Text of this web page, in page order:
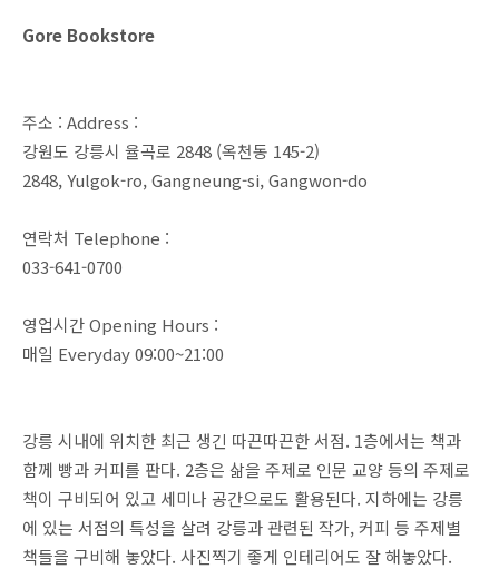
Gore Bookstore
주소 : Address :
강원도 강릉시 율곡로 2848 (옥천동 145-2)
2848, Yulgok-ro, Gangneung-si, Gangwon-do
연락처 Telephone :
033-641-0700
영업시간 Opening Hours :
매일 Everyday 09:00~21:00
강릉 시내에 위치한 최근 생긴 따끈따끈한 서점. 1층에서는 책과
함께 빵과 커피를 판다. 2층은 삶을 주제로 인문 교양 등의 주제로
책이 구비되어 있고 세미나 공간으로도 활용된다. 지하에는 강릉
에 있는 서점의 특성을 살려 강릉과 관련된 작가, 커피 등 주제별
책들을 구비해 놓았다. 사진찍기 좋게 인테리어도 잘 해놓았다.